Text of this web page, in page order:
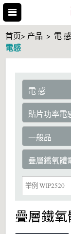
搜寻型号
首页> 产品 > 電
電感
疊層鐵